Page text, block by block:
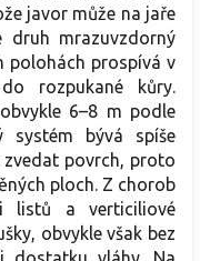
javor může na jaře
mrazuvzdorný
polohách prospívá v
rozpukané kůry.
6–8 m podle
systém bývá spíše
zvedat povrch, proto
ploch. Z chorob
listů a verticiliové
obvykle však bez